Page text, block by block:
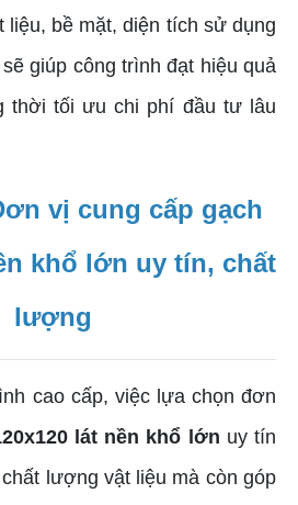
liệu, bề mặt, diện tích sử dụng
giúp công trình đạt hiệu quả
thời tối ưu chi phí đầu tư lâu
vị cung cấp gạch
khổ lớn uy tín, chất
lượng
cao cấp, việc lựa chọn đơn
lát nền khổ lớn uy tín
lượng vật liệu mà còn góp